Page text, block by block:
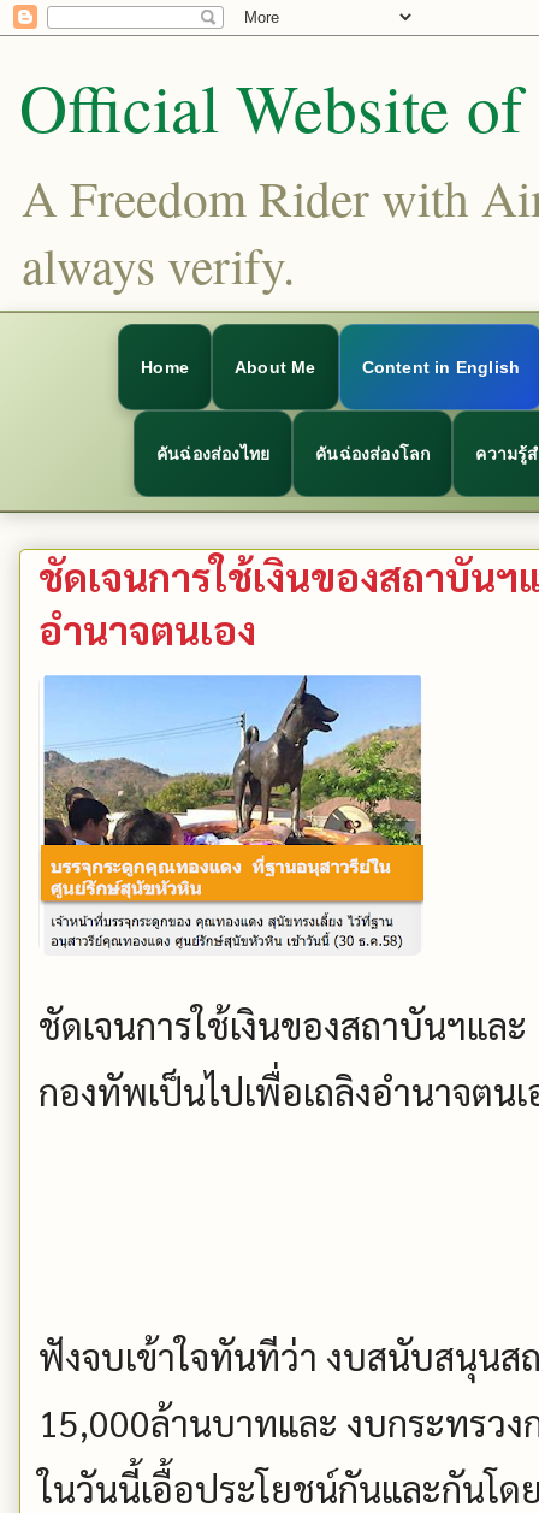
Official Website
A Freedom Rider with
always verify.
Home About Me Content in English
คันฉ่องส่องไทย คันฉ่องส่องโลก ความรู้
ชัดเจนการใช้เงินของสถาบัน
อำนาจตนเอง
ชัดเจนการใช้เงินของสถาบันฯและ
กองทัพเป็นไปเพื่อเถลิงอำนาจตนเ
ฟังจบเข้าใจทันทีว่า งบสนับสนุน
15,000ล้านบาทและ งบกระทรว
ในวันนี้เอื้อประโยชน์กันและกันโด